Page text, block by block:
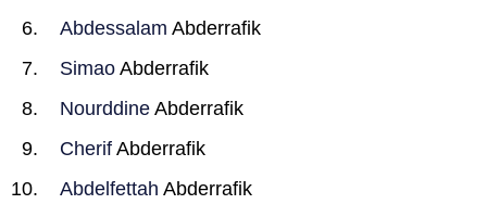
Abdessalam Abderrafik
Simao Abderrafik
Nourddine Abderrafik
Cherif Abderrafik
Abdelfettah Abderrafik